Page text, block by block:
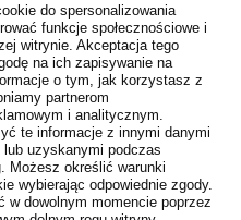
do spersonalizowania
funkcje społecznościowe i
witrynie. Akceptacja tego
na ich zapisywanie na
o tym, jak korzystasz z
partnerom
i analitycznym.
te informacje z innymi danymi
uzyskanymi podczas
Możesz określić warunki
wybierając odpowiednie zgody.
w dowolnym momencie poprzez
40
ha/h